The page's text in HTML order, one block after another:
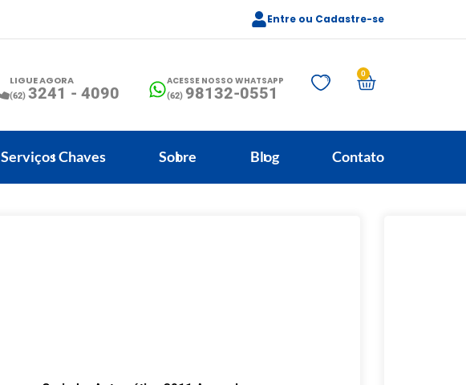
Entre ou Cadastre-se
LIGUE AGORA
(62) 3241 - 4090
ACESSE NOSSO WHATSAPP
(62) 98132-0551
0
Serviços Chaves Sobre Blog Contato